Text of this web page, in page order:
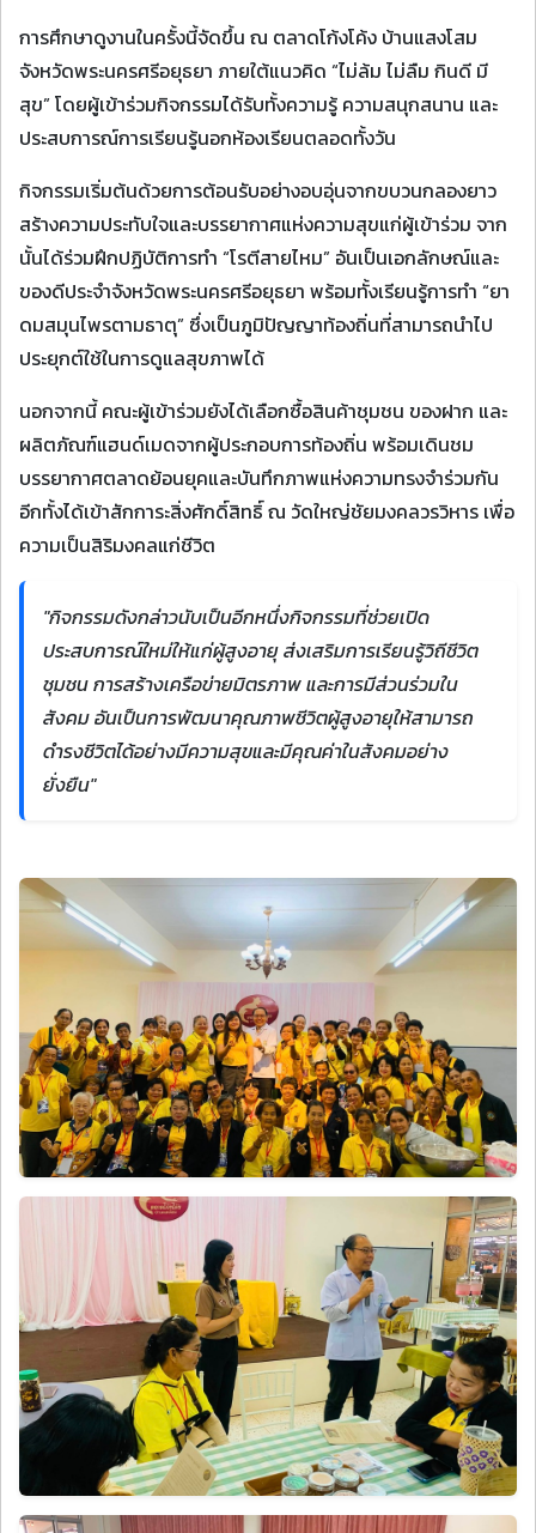
การศึกษาดูงานในครั้งนี้จัดขึ้น ณ ตลาดโก้งโค้ง บ้านแสงโสม
จังหวัดพระนครศรีอยุธยา ภายใต้แนวคิด “ไม่ล้ม ไม่ลืม กินดี มี
สุข” โดยผู้เข้าร่วมกิจกรรมได้รับทั้งความรู้ ความสนุกสนาน และ
ประสบการณ์การเรียนรู้นอกห้องเรียนตลอดทั้งวัน
กิจกรรมเริ่มต้นด้วยการต้อนรับอย่างอบอุ่นจากขบวนกลองยาว
สร้างความประทับใจและบรรยากาศแห่งความสุขแก่ผู้เข้าร่วม จาก
นั้นได้ร่วมฝึกปฏิบัติการทำ “โรตีสายไหม” อันเป็นเอกลักษณ์และ
ของดีประจำจังหวัดพระนครศรีอยุธยา พร้อมทั้งเรียนรู้การทำ “ยา
ดมสมุนไพรตามธาตุ” ซึ่งเป็นภูมิปัญญาท้องถิ่นที่สามารถนำไป
ประยุกต์ใช้ในการดูแลสุขภาพได้
นอกจากนี้ คณะผู้เข้าร่วมยังได้เลือกซื้อสินค้าชุมชน ของฝาก และ
ผลิตภัณฑ์แฮนด์เมดจากผู้ประกอบการท้องถิ่น พร้อมเดินชม
บรรยากาศตลาดย้อนยุคและบันทึกภาพแห่งความทรงจำร่วมกัน
อีกทั้งได้เข้าสักการะสิ่งศักดิ์สิทธิ์ ณ วัดใหญ่ชัยมงคลวรวิหาร เพื่อ
ความเป็นสิริมงคลแก่ชีวิต
"กิจกรรมดังกล่าวนับเป็นอีกหนึ่งกิจกรรมที่ช่วยเปิด
ประสบการณ์ใหม่ให้แก่ผู้สูงอายุ ส่งเสริมการเรียนรู้วิถีชีวิต
ชุมชน การสร้างเครือข่ายมิตรภาพ และการมีส่วนร่วมใน
สังคม อันเป็นการพัฒนาคุณภาพชีวิตผู้สูงอายุให้สามารถ
ดำรงชีวิตได้อย่างมีความสุขและมีคุณค่าในสังคมอย่าง
ยั่งยืน"